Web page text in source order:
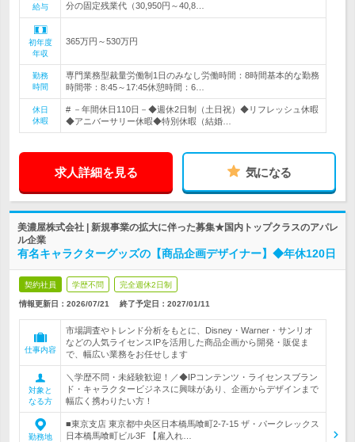
給与
分の固定残業代（30,950円～40,8…
初年度
年収
365万円～530万円
勤務
時間
専門業務型裁量労働制1日のみなし労働時間：8時間基本的な勤務
時間帯：8:45～17:45休憩時間：6…
休日
休暇
# －年間休日110日－◆週休2日制（土日祝）◆リフレッシュ休暇
◆アニバーサリー休暇◆特別休暇（結婚…
求人詳細を見る 気になる
美濃屋株式会社 | 新規事業の拡大に伴った募集★国内トップクラスのアパレ
ル企業
有名キャラクターグッズの【商品企画デザイナー】◆年休120日
契約社員 学歴不問 完全週休2日制
情報更新日：2026/07/21 終了予定日： 2027/01/11
仕事内容
市場調査やトレンド分析をもとに、Disney・Warner・サンリオ
などの人気ライセンスIPを活用した商品企画から開発・販促ま
で、幅広い業務をお任せします
対象と
なる方
＼学歴不問・未経験歓迎！／◆IPコンテンツ・ライセンスブラン
ド・キャラクタービジネスに興味があり、企画からデザインまで
幅広く携わりたい方！
勤務地
■東京支店 東京都中央区日本橋馬喰町2-7-15 ザ・パークレックス
日本橋馬喰町ビル3F 【雇入れ…